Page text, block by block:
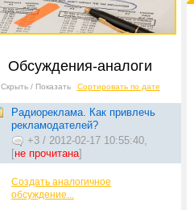
Обсуждения-аналоги
Скрыть / Показать Сортировать по дате
Радиореклама. Как привлечь
рекламодателей?
+3 / 2012-02-17 10:55:40,
[не прочитана]
Создать аналогичное
обсуждение...